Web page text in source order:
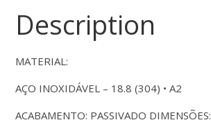
Description
MATERIAL:
AÇO INOXIDÁVEL – 18.8 (304) • A2
ACABAMENTO: PASSIVADO DIMENSÕES: